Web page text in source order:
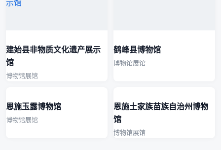
建始县非物质文化遗产展示
馆
博物馆展馆
鹤峰县博物馆
博物馆展馆
恩施玉露博物馆
博物馆展馆
恩施土家族苗族自治州博物
馆
博物馆展馆